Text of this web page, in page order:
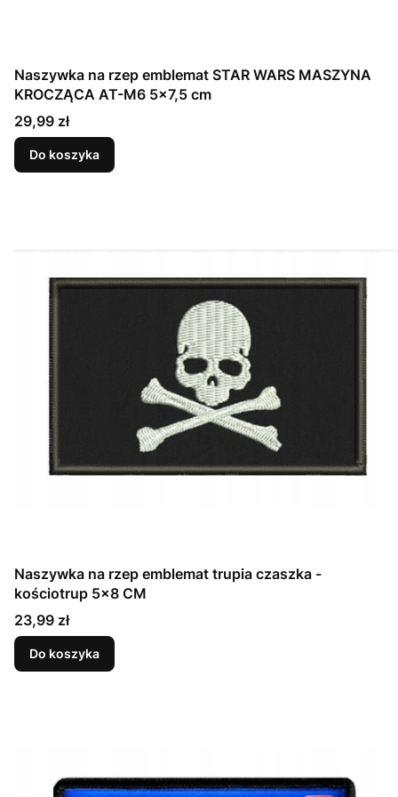
Naszywka na rzep emblemat STAR WARS MASZYNA
KROCZĄCA AT-M6 5x7,5 cm
Cena
29,99 zł
Do koszyka
Naszywka na rzep emblemat trupia czaszka -
kościotrup 5x8 CM
Cena
23,99 zł
Do koszyka